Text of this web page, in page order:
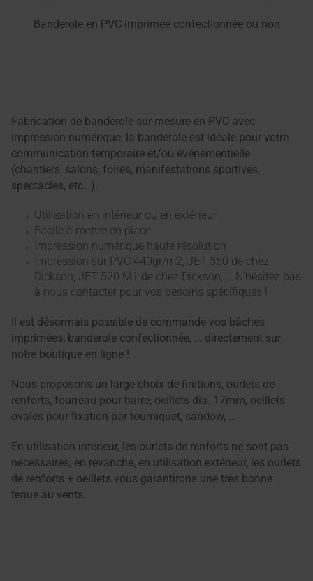
Banderole en PVC imprimée confectionnée ou non
Fabrication de banderole sur-mesure en PVC avec
impression numérique, la banderole est idéale pour votre
communication temporaire et/ou événementielle
(chantiers, salons, foires, manifestations sportives,
spectacles, etc…).
Utilisation en intérieur ou en extérieur
Facile à mettre en place
Impression numérique haute résolution
Impression sur PVC 440gr/m2, JET 550 de chez
Dickson, JET 520 M1 de chez Dickson, … N’hésitez pas
à nous contacter pour vos besoins spécifiques !
Il est désormais possible de commande vos bâches
imprimées, banderole confectionnée, … directement sur
notre boutique en ligne !
Nous proposons un large choix de finitions, ourlets de
renforts, fourreau pour barre, oeillets dia. 17mm, oeillets
ovales pour fixation par tourniquet, sandow, …
En utilisation intérieur, les ourlets de renforts ne sont pas
nécessaires, en revanche, en utilisation extérieur, les ourlets
de renforts + oeillets vous garantirons une très bonne
tenue au vents.